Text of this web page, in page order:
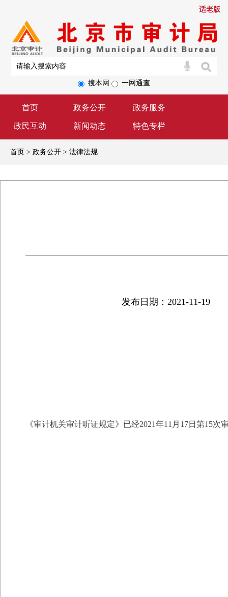
适老版
首页 政务公开 政务服务
政民互动 新闻动态 特色专栏
搜本网 一网通查
首页 > 政务公开 > 法律法规
发布日期：2021-11-19
《审计机关审计听证规定》已经2021年11月17日第15